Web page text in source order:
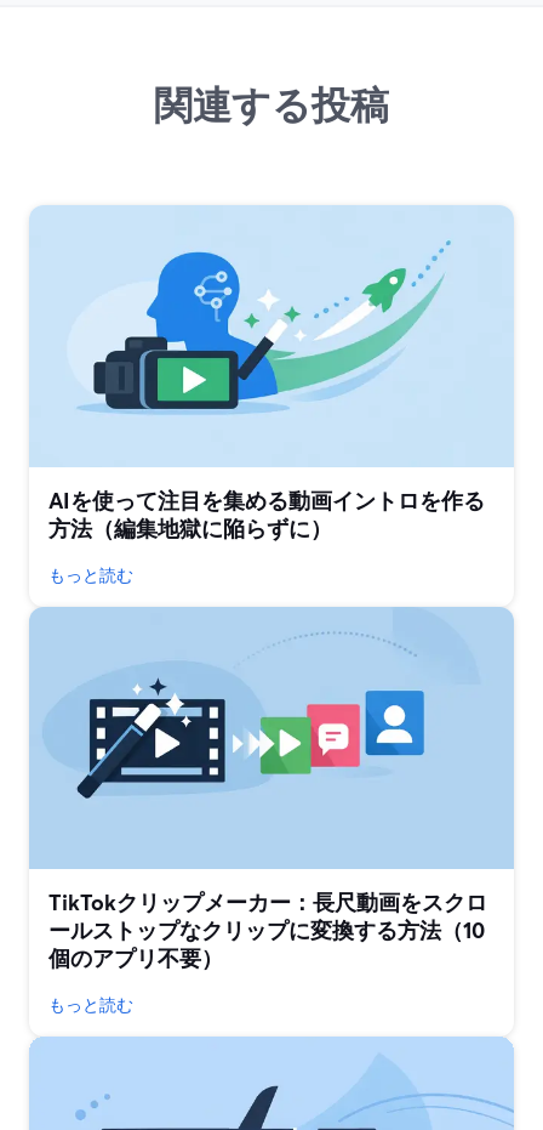
関連する投稿
AIを使って注目を集める動画イントロを作る
方法（編集地獄に陥らずに）
もっと読む
TikTokクリップメーカー：長尺動画をスクロ
ールストップなクリップに変換する方法（10
個のアプリ不要）
もっと読む